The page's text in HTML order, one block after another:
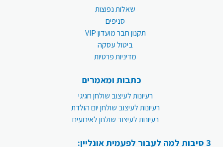
שאלות נפוצות
סניפים
תקנון חבר מועדון VIP
ביטול עסקה
מדיניות פרטיות
כתבות ומאמרים
רעיונות לעיצוב שולחן חגיגי
רעיונות לעיצוב שולחן יום הולדת
רעיונות לעיצוב שולחן לאירועים
3 סיבות למה לעבור לפעמית אונליין: